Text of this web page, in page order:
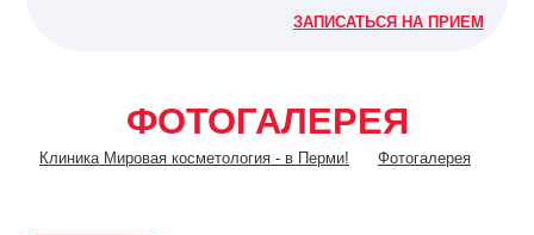
ЗАПИСАТЬСЯ НА ПРИЕМ
ФОТОГАЛЕРЕЯ
Клиника Мировая косметология - в Перми! Фотогалерея